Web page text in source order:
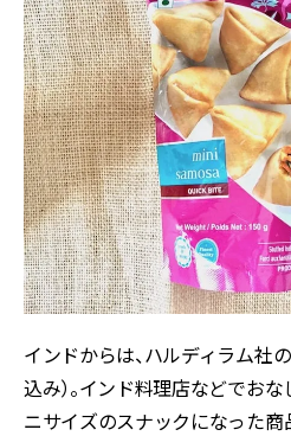
インドからは、ハルディラム社の
込み）。インド料理店などでおな
ニサイズのスナックになった商